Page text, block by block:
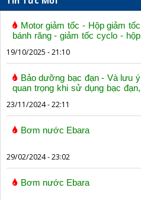
Motor giảm tốc - Hộp giảm tốc
bánh răng - giảm tốc cyclo - hộp
19/10/2025 - 21:10
Bảo dưỡng bạc đạn - Và lưu ý
quan trọng khi sử dụng bạc đạn,
23/11/2024 - 22:11
Bơm nước Ebara
29/02/2024 - 23:02
Bơm nước Ebara